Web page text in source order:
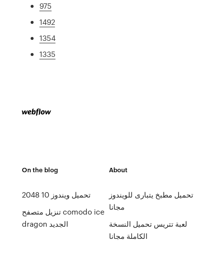
975
1492
1354
1335
On the blog
2048 تحميل ويندوز 10
تنزيل متصفح comodo ice
dragon الجديد
About
تحميل مطبخ يتبارى للويندوز
مجانا
لعبة تتريس تحميل النسخة
الكاملة مجانا